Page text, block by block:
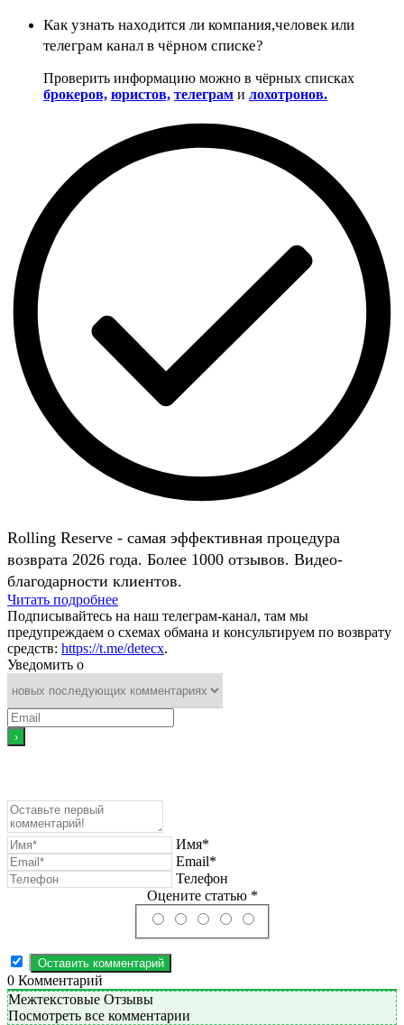
Как узнать находится ли компания,человек или
телеграм канал в чёрном списке?
Проверить информацию можно в чёрных списках
брокеров, юристов, телеграм и лохотронов.
Rolling Reserve - самая эффективная процедура
возврата 2026 года. Более 1000 отзывов. Видео-
благодарности клиентов.
Читать подробнее
Подписывайтесь на наш телеграм-канал, там мы
предупреждаем о схемах обмана и консультируем по возврату
средств: https://t.me/detecx.
Уведомить о
Имя*
Email*
Телефон
Оцените статью *
0 Комментарий
Межтекстовые Отзывы
Посмотреть все комментарии